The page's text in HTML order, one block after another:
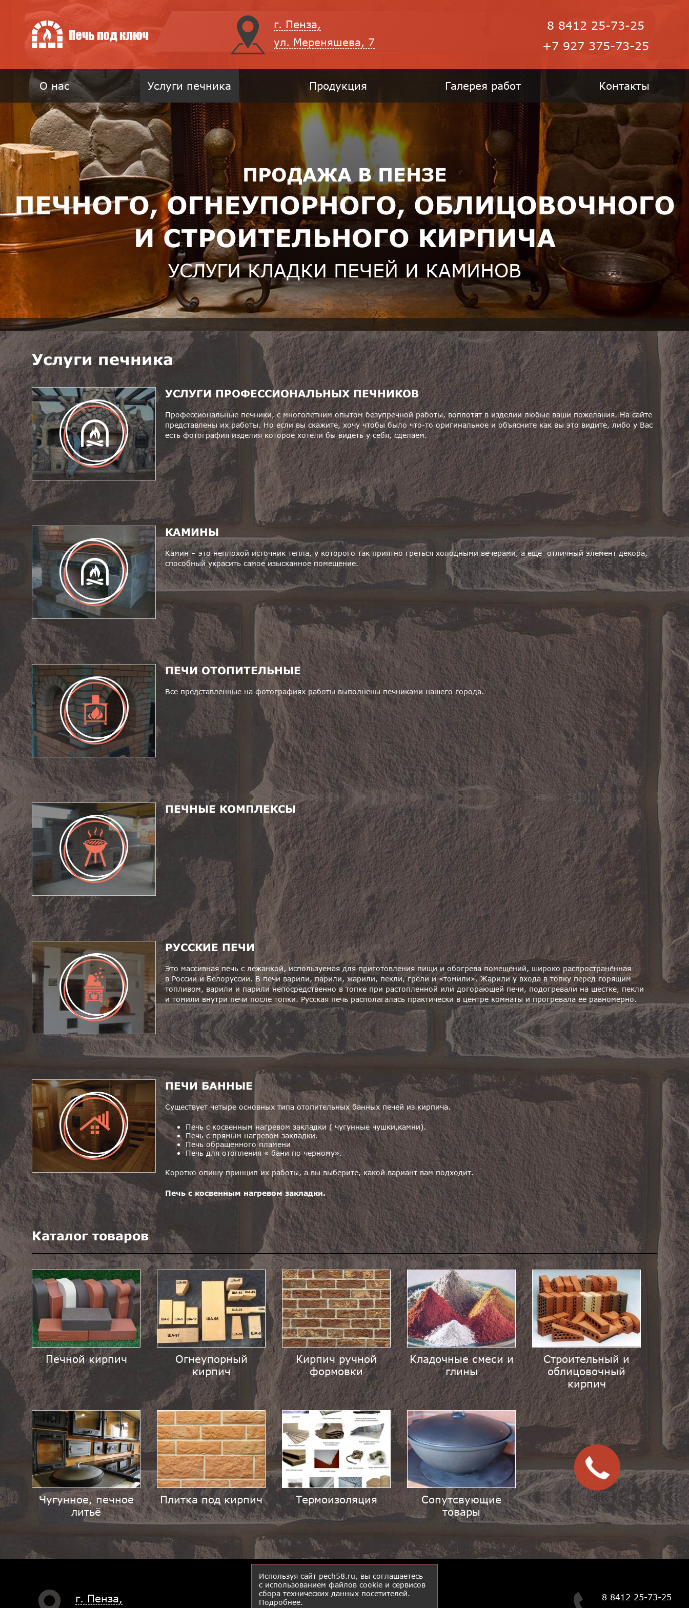
г. Пенза,
ул. Мереняшева, 7
8 8412 25-73-25
+7 927 375-73-25
О нас Услуги печника Продукция Галерея работ Контакты
ПРОДАЖА В ПЕНЗЕ
ПЕЧНОГО, ОГНЕУПОРНОГО, ОБЛИЦОВОЧНОГО
И СТРОИТЕЛЬНОГО КИРПИЧА
УСЛУГИ КЛАДКИ ПЕЧЕЙ И КАМИНОВ
Услуги печника
УСЛУГИ ПРОФЕССИОНАЛЬНЫХ ПЕЧНИКОВ
Профессиональные печники, с многолетним опытом безупречной работы, воплотят в изделии любые ваши пожелания. На сайте
представлены их работы. Но если вы скажите, хочу чтобы было что-то оригинальное и объясните как вы это видите, либо у Вас
есть фотография изделия которое хотели бы видеть у себя, сделаем.
КАМИНЫ
Камин – это неплохой источник тепла, у которого так приятно греться холодными вечерами, а ещё отличный элемент декора,
способный украсить самое изысканное помещение.
ПЕЧИ ОТОПИТЕЛЬНЫЕ
Все представленные на фотографиях работы выполнены печниками нашего города.
ПЕЧНЫЕ КОМПЛЕКСЫ
РУССКИЕ ПЕЧИ
Это массивная печь с лежанкой, используемая для приготовления пищи и обогрева помещений, широко распространённая
в России и Белоруссии. В печи варили, парили, жарили, пекли, грели и «томили». Жарили у входа в топку перед горящим
топливом, варили и парили непосредственно в топке при растопленной или догорающей печи, подогревали на шестке, пекли
и томили внутри печи после топки. Русская печь располагалась практически в центре комнаты и прогревала её равномерно.
ПЕЧИ БАННЫЕ
Существует четыре основных типа отопительных банных печей из кирпича.
Печь с косвенным нагревом закладки ( чугунные чушки,камни).
Печь с прямым нагревом закладки.
Печь обращенного пламени
Печь для отопления « бани по черному».
Коротко опишу принцип их работы, а вы выберите, какой вариант вам подходит.
Печь с косвенным нагревом закладки.
Каталог товаров
Печной кирпич
Огнеупорный
кирпич
Кирпич ручной
формовки
Кладочные смеси и
глины
Строительный и
облицовочный
кирпич
Чугунное, печное
литьё
Плитка под кирпич Термоизоляция
Сопутсвующие
товары
г. Пенза,
8 8412 25-73-25
Используя сайт pech58.ru, вы соглашаетесь
с использованием файлов cookie и сервисов
сбора технических данных посетителей.
Подробнее.